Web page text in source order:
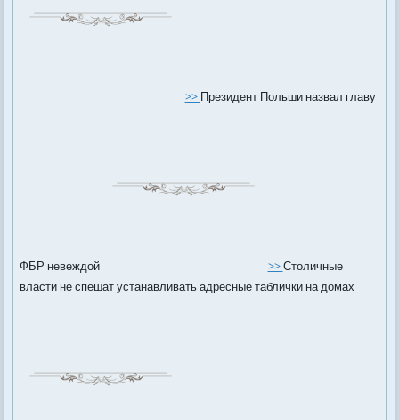
>>Президент Польши назвал главу
ФБР невеждой >>Столичные
власти не спешат устанавливать адресные таблички на домах